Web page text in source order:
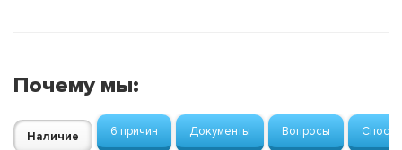
Почему мы:
Наличие 6 причин Документы Вопросы